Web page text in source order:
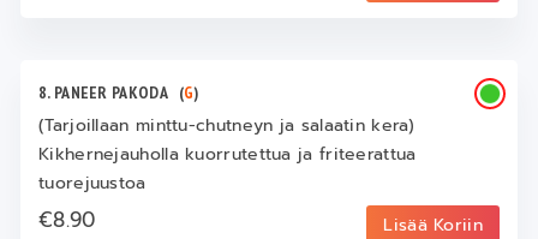
8. PANEER PAKODA (G)
(Tarjoillaan minttu-chutneyn ja salaatin kera)
Kikhernejauholla kuorrutettua ja friteerattua
tuorejuustoa
€8.90 Lisää Koriin